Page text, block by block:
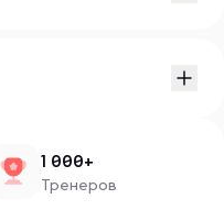
1 000+
Тренеров